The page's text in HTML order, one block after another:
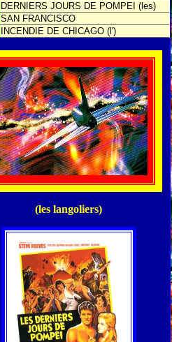
DERNIERS JOURS DE POMPEI (les)
SAN FRANCISCO
INCENDIE DE CHICAGO (l')
(les langoliers)